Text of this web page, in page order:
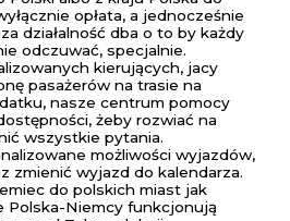
opłata, a jednocześnie
działalność dba o to by każdy
odczuwać, specjalnie.
kierujących, jacy
pasażerów na trasie na
nasze centrum pomocy
żeby rozwiać na
wszystkie pytania.
możliwości wyjazdów,
zmienić wyjazd do kalendarza.
do polskich miast jak
Polska-Niemcy funkcjonują